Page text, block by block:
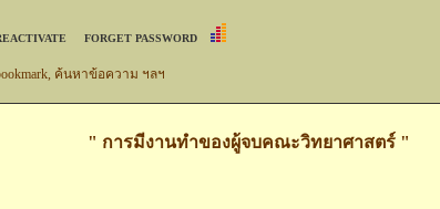
FORGET PASSWORD
ค้นหาข้อความ ฯลฯ
" การมีงานทำของผู้จบคณะวิทยาศาสตร์ "